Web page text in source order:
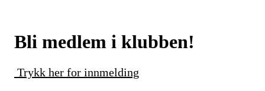
Bli medlem i klubben!
Trykk her for innmelding